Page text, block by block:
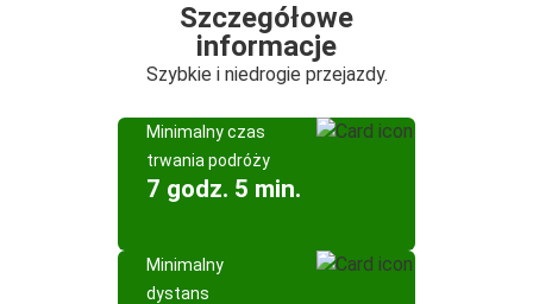
Szczegółowe
informacje
Szybkie i niedrogie przejazdy.
Minimalny czas
trwania podróży
7 godz. 5 min.
Minimalny
dystans